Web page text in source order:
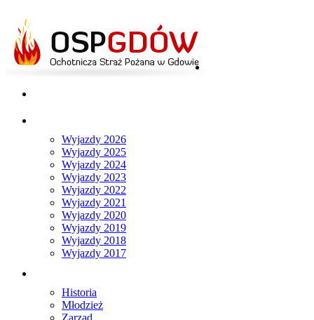
Wyjazdy 2026
Wyjazdy 2025
Wyjazdy 2024
Wyjazdy 2023
Wyjazdy 2022
Wyjazdy 2021
Wyjazdy 2020
Wyjazdy 2019
Wyjazdy 2018
Wyjazdy 2017
Historia
Młodzież
Zarząd